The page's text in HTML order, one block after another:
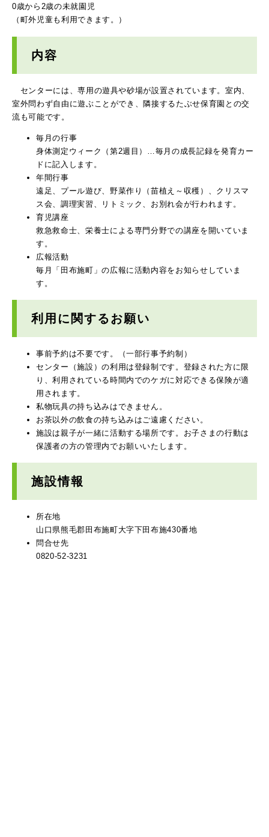
0歳から2歳の未就園児
（町外児童も利用できます。）
内容
センターには、専用の遊具や砂場が設置されています。室内、
室外問わず自由に遊ぶことができ、隣接するたぶせ保育園との交
流も可能です。
毎月の行事
身体測定ウィーク（第2週目）…毎月の成長記録を発育カー
ドに記入します。
年間行事
遠足、プール遊び、野菜作り（苗植え～収穫）、クリスマ
ス会、調理実習、リトミック、お別れ会が行われます。
育児講座
救急救命士、栄養士による専門分野での講座を開いていま
す。
広報活動
毎月「田布施町」の広報に活動内容をお知らせしていま
す。
利用に関するお願い
事前予約は不要です。（一部行事予約制）
センター（施設）の利用は登録制です。登録された方に限
り、利用されている時間内でのケガに対応できる保険が適
用されます。
私物玩具の持ち込みはできません。
お茶以外の飲食の持ち込みはご遠慮ください。
施設は親子が一緒に活動する場所です。お子さまの行動は
保護者の方の管理内でお願いいたします。
施設情報
所在地
山口県熊毛郡田布施町大字下田布施430番地
問合せ先
0820-52-3231